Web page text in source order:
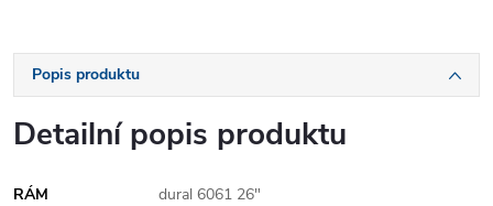
Popis produktu
Detailní popis produktu
RÁM
dural 6061 26"